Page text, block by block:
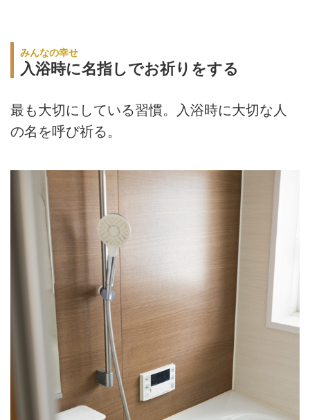
みんなの幸せ
入浴時に名指しでお祈りをする
最も大切にしている習慣。入浴時に大切な人
の名を呼び祈る。